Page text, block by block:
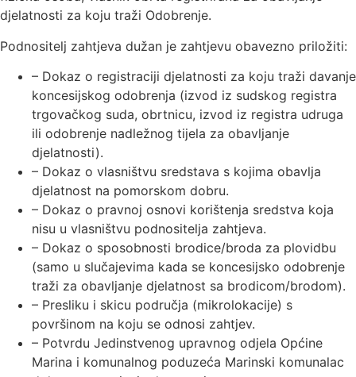
djelatnosti za koju traži Odobrenje.
Podnositelj zahtjeva dužan je zahtjevu obavezno priložiti:
– Dokaz o registraciji djelatnosti za koju traži davanje
koncesijskog odobrenja (izvod iz sudskog registra
trgovačkog suda, obrtnicu, izvod iz registra udruga
ili odobrenje nadležnog tijela za obavljanje
djelatnosti).
– Dokaz o vlasništvu sredstava s kojima obavlja
djelatnost na pomorskom dobru.
– Dokaz o pravnoj osnovi korištenja sredstva koja
nisu u vlasništvu podnositelja zahtjeva.
– Dokaz o sposobnosti brodice/broda za plovidbu
(samo u slučajevima kada se koncesijsko odobrenje
traži za obavljanje djelatnost sa brodicom/brodom).
– Presliku i skicu područja (mikrolokacije) s
površinom na koju se odnosi zahtjev.
– Potvrdu Jedinstvenog upravnog odjela Općine
Marina i komunalnog poduzeća Marinski komunalac